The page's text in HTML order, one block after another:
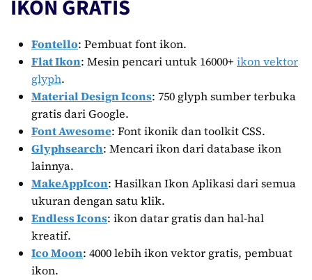
IKON GRATIS
Fontello: Pembuat font ikon.
Flat Ikon: Mesin pencari untuk 16000+ ikon vektor
glyph.
Material Design Icons: 750 glyph sumber terbuka
gratis dari Google.
Font Awesome: Font ikonik dan toolkit CSS.
Glyphsearch: Mencari ikon dari database ikon
lainnya.
MakeAppIcon: Hasilkan Ikon Aplikasi dari semua
ukuran dengan satu klik.
Endless Icons: ikon datar gratis dan hal-hal
kreatif.
Ico Moon: 4000 lebih ikon vektor gratis, pembuat
ikon.